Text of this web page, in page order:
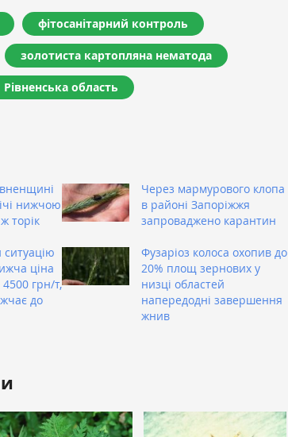
фітосанітарний контроль
золотиста картопляна нематода
Рівненська область
нижчою
торік
Через мармурового клопа
в районі Запоріжжя
запроваджено карантин
ситуацію
ціна
грн/т,
до
Фузаріоз колоса охопив до
20% площ зернових у
низці областей
напередодні завершення
жнив